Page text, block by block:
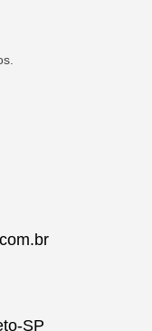
SP